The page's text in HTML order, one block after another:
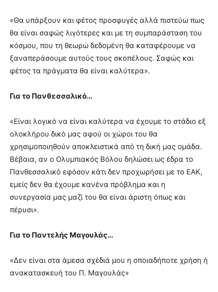
«Θα υπάρξουν και φέτος προσφυγές αλλά πιστεύω πως
θα είναι σαφώς λιγότερες και με τη συμπαράσταση του
κόσμου, που τη θεωρώ δεδομένη θα καταφέρουμε να
ξαναπεράσουμε αυτούς τους σκοπέλους. Σαφώς και
φέτος τα πράγματα θα είναι καλύτερα».
Για το Πανθεσσαλικό…
«Είναι λογικό να είναι καλύτερα να έχουμε το στάδιο εξ
ολοκλήρου δικό μας αφού οι χώροι του θα
χρησιμοποιηθούν αποκλειστικά από τη δική μας ομάδα.
Βέβαια, αν ο Ολυμπιακός Βόλου δηλώσει ως έδρα το
Πανθεσσαλικό εφόσον κάτι δεν προχωρήσει με το ΕΑΚ,
εμείς δεν θα έχουμε κανένα πρόβλημα και η
συνεργασία μας μαζί του θα είναι άριστη όπως και
πέρυσι».
Για το Παντελής Μαγουλάς…
«Δεν είναι στα άμεσα σχέδιά μου η οποιαδήποτε χρήση ή
ανακατασκευή του Π. Μαγουλάς»